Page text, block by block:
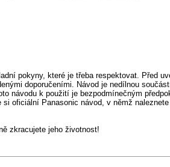
pokyny, které je třeba respektovat. Před
doporučeními. Návod je nedílnou
návodu k použití je bezpodmínečným
oficiální Panasonic návod, v němž
zkracujete jeho životnost!